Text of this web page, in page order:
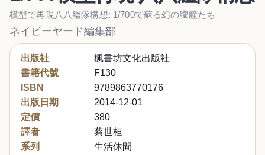
模型で再現八八艦隊構想: 1/700で蘇る幻の艨艟たち
ネイビーヤード編集部
出版社
楓書坊文化出版社
書籍代號
F130
ISBN
9789863770176
出版日期
2014-12-01
定價
380
譯者
蔡世桓
系列
生活休閒